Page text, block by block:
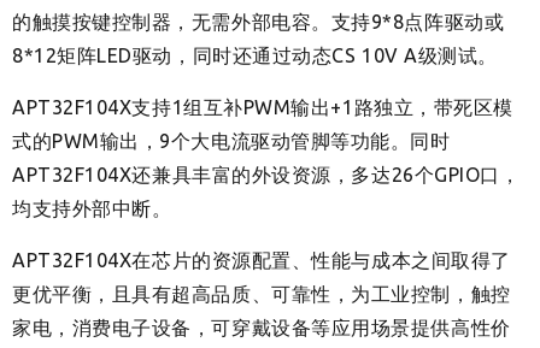
的触摸按键控制器，无需外部电容。支持9*8点阵驱动或
8*12矩阵LED驱动，同时还通过动态CS 10V A级测试。
APT32F104X支持1组互补PWM输出+1路独立，带死区模
式的PWM输出，9个大电流驱动管脚等功能。同时
APT32F104X还兼具丰富的外设资源，多达26个GPIO口，
均支持外部中断。
APT32F104X在芯片的资源配置、性能与成本之间取得了
更优平衡，且具有超高品质、可靠性，为工业控制，触控
家电，消费电子设备，可穿戴设备等应用场景提供高性价